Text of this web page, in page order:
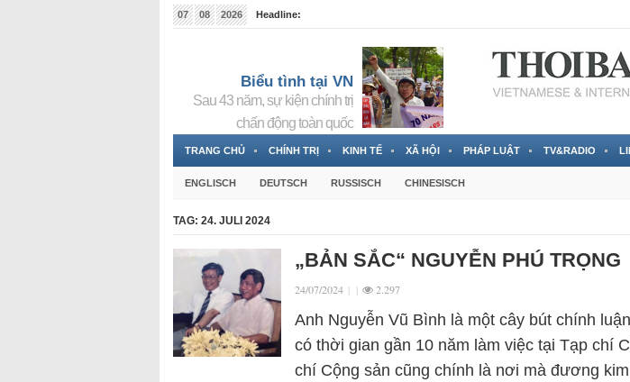
07 08 2026
Headline:
Biểu tình tại VN
Sau 43 năm, sự kiện chính trị
chấn động toàn quốc
TRANG CHỦ CHÍNH TRỊ KINH TẾ XÃ HỘI PHÁP LUẬT TV&RADIO
ENGLISCH DEUTSCH RUSSISCH CHINESISCH
TAG: 24. JULI 2024
„BẢN SẮC“ NGUYỄN PHÚ TRỌNG
24/07/2024 | | 2.297
Anh Nguyễn Vũ Bình là một cây bút chính
có thời gian gần 10 năm làm việc tại Tạp chí
chí Cộng sản cũng chính là nơi mà đương